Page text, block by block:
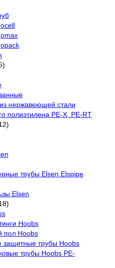
нержавеющей стали
полиэтилена PE-X, PE-RT
трубы Elsen Elspipe
Elsen
Hoobs
пол Hoobs
защитные трубы Hoobs
трубы Hoobs PE-